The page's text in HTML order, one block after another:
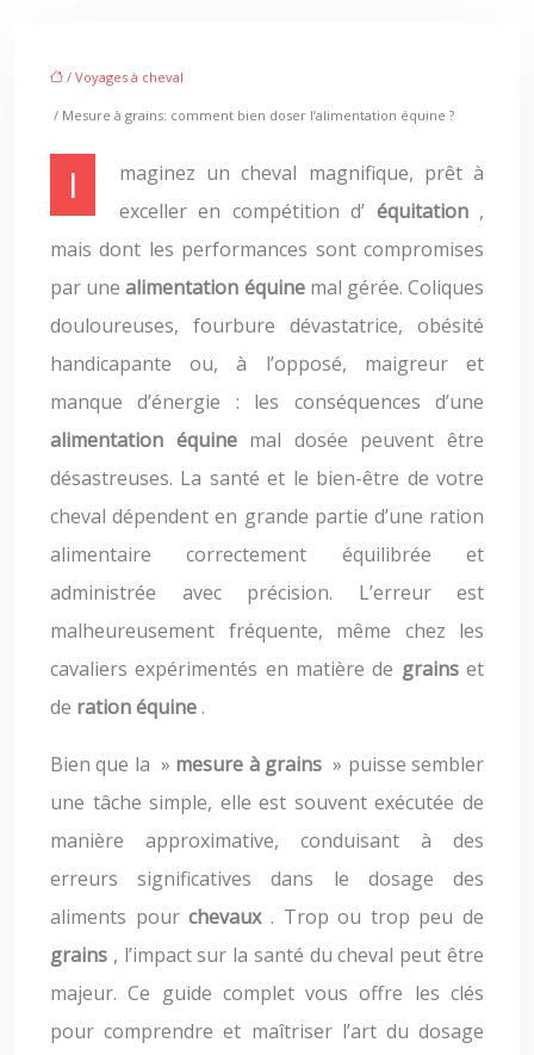
/ Voyages à cheval
/ Mesure à grains: comment bien doser l’alimentation équine ?
Imaginez un cheval magnifique, prêt à
exceller en compétition d’ équitation ,
mais dont les performances sont compromises
par unealimentation équine mal gérée. Coliques
douloureuses, fourbure dévastatrice, obésité
handicapante ou, à l’opposé, maigreur et
manque d’énergie : les conséquences d’une
alimentation équine mal dosée peuvent être
désastreuses. La santé et le bien-être de votre
cheval dépendent en grande partie d’une ration
alimentaire correctement équilibrée et
administrée avec précision. L’erreur est
malheureusement fréquente, même chez les
cavaliers expérimentés en matière de grainset
de ration équine.
Bien que la » mesure à grains » puisse sembler
une tâche simple, elle est souvent exécutée de
manière approximative, conduisant à des
erreurs significatives dans le dosage des
aliments pourchevaux . Trop ou trop peu de
grains , l’impact sur la santé du cheval peut être
majeur. Ce guide complet vous offre les clés
pour comprendre et maîtriser l’art du dosage